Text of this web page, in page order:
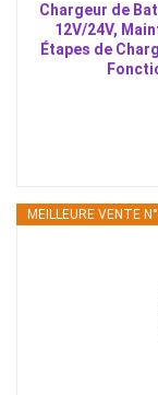
Chargeur de
12V/24V,
Étapes de
MEILLEURE VENTE